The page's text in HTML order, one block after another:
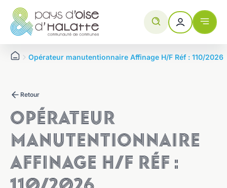
Aller
au
contenu
Aucune information trouvée.
Opérateur manutentionnaire Affinage H/F Réf : 110/2026
Retour
Opérateur
manutentionnaire
Affinage H/F Réf :
110/2026
Panneau de gestion des cookies